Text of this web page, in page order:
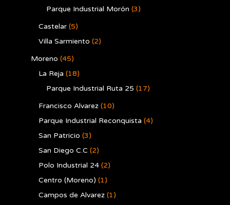
Parque Industrial Morón (3)
Castelar (5)
Villa Sarmiento (2)
Moreno (45)
La Reja (18)
Parque Industrial Ruta 25 (17)
Francisco Alvarez (10)
Parque Industrial Reconquista (4)
San Patricio (3)
San Diego C.C (2)
Polo Industrial 24 (2)
Centro (Moreno) (1)
Campos de Alvarez (1)